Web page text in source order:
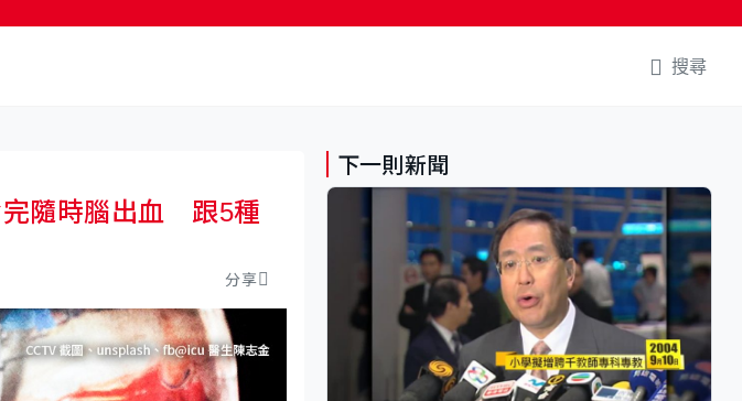
搜尋
完隨時腦出血 跟5種
分享
下一則新聞